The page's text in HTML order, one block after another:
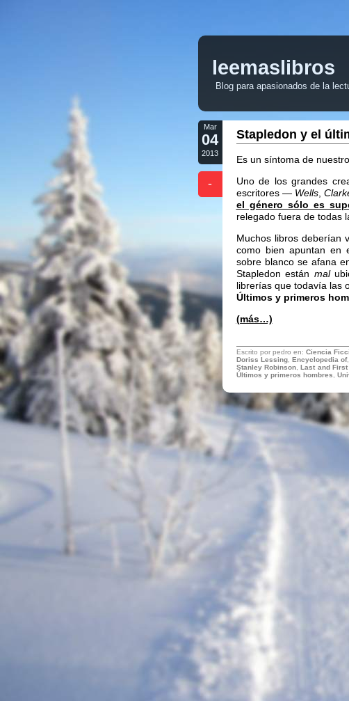
leemaslibros
Blog para apasionados de la
Mar
04
2013
-
Stapledon y el
Es un síntoma de
Uno de los grandes
escritores — Wells,
el género sólo es
relegado fuera de todas
Muchos libros deberían
como bien apuntan en
sobre blanco se afana
Stapledon están mal
librerías que todavía las
Últimos y primeros
(más…)
Escrito por pedro en: Ciencia
Doriss Lessing, Encyclopedia of,
Stanley Robinson,Last and First
Últimos y primeros hombres